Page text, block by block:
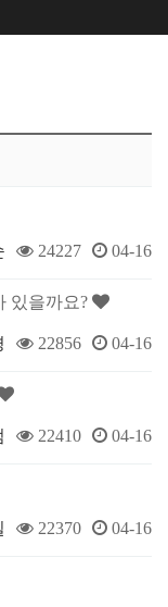
24227 04-16
있을까요?
22856 04-16
22410 04-16
22370 04-16